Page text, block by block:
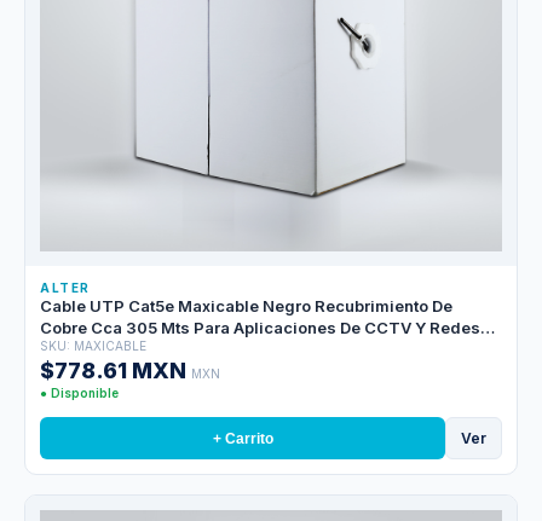
ALTER
Cable UTP Cat5e Maxicable Negro Recubrimiento De
Cobre Cca 305 Mts Para Aplicaciones De CCTV Y Redes
Domesticas, Cubierta Pvc
SKU: MAXICABLE
$778.61 MXN MXN
● Disponible
+ Carrito Ver